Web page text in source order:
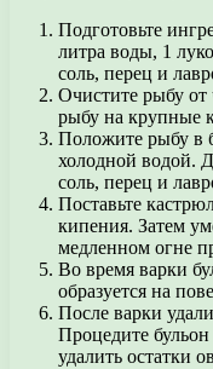
Подготовьте
литра воды, 1
соль, перец и
Очистите рыбу от
рыбу на крупные
Положите рыбу в
холодной водой.
соль, перец и
Поставьте
кипения. Затем
медленном огне
Во время варки
образуется на
После варки
Процедите
удалить остатки